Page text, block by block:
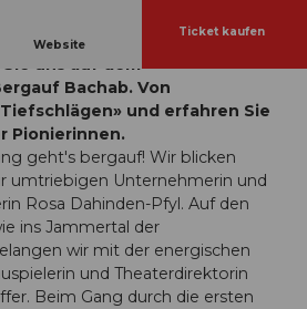
Website
Ticket kaufen
Vereins Frauenstadtrundgang
uns auf dem
Bachab. Von
und erfahren Sie
Pionierinnen.
geht's bergauf! Wir blicken
umtriebigen Unternehmerin und
Rosa Dahinden-Pfyl. Auf den
ins Jammertal der
wir mit der energischen
und Theaterdirektorin
Beim Gang durch die ersten